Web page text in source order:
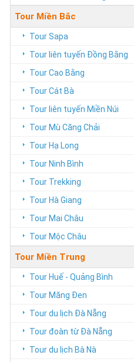
Tour Miền Bắc
Tour Sapa
Tour liên tuyến Đồng Bằng
Tour Cao Bằng
Tour Cát Bà
Tour liên tuyến Miền Núi
Tour Mù Căng Chải
Tour Hạ Long
Tour Ninh Bình
Tour Trekking
Tour Hà Giang
Tour Mai Châu
Tour Mộc Châu
Tour Miền Trung
Tour Huế - Quảng Bình
Tour Măng Đen
Tour du lịch Đà Nẵng
Tour đoàn từ Đà Nẵng
Tour du lịch Bà Nà